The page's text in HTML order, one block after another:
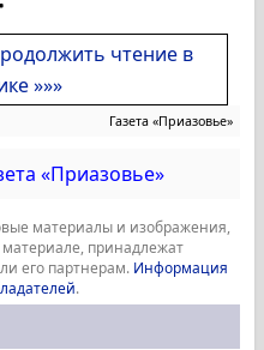
чтение в
»»»
Газета «Приазовье»
«Приазовье»
материалы и изображения,
принадлежат
его партнерам. Информация
.